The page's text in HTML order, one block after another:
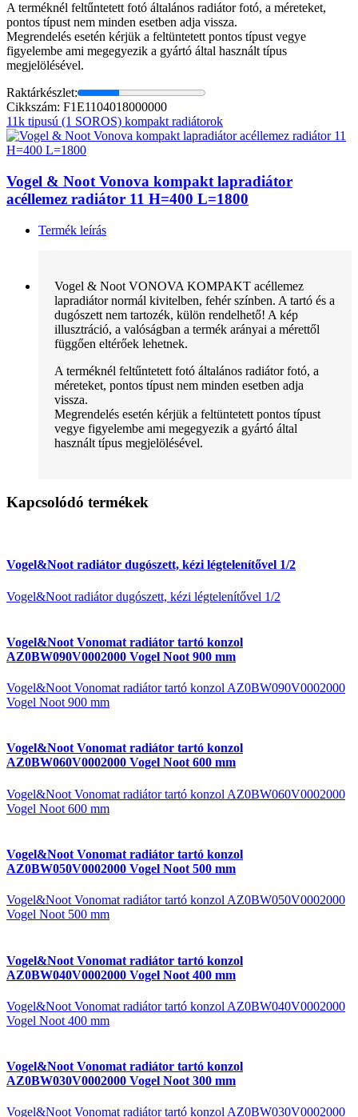
A terméknél feltűntetett fotó általános radiátor fotó, a méreteket,
pontos típust nem minden esetben adja vissza.
Megrendelés esetén kérjük a feltüntetett pontos típust vegye
figyelembe ami megegyezik a gyártó által használt típus
megjelölésével.
Raktárkészlet:
Cikkszám: F1E1104018000000
11k tipusú (1 SOROS) kompakt radiátorok
Vogel & Noot Vonova kompakt lapradiátor
acéllemez radiátor 11 H=400 L=1800
Termék leírás
Vogel & Noot VONOVA KOMPAKT acéllemez
lapradiátor normál kivitelben, fehér színben. A tartó és a
dugószett nem tartozék, külön rendelhető! A kép
illusztráció, a valóságban a termék arányai a mérettől
függően eltérőek lehetnek.
A terméknél feltűntetett fotó általános radiátor fotó, a
méreteket, pontos típust nem minden esetben adja
vissza.
Megrendelés esetén kérjük a feltüntetett pontos típust
vegye figyelembe ami megegyezik a gyártó által
használt típus megjelölésével.
Kapcsolódó termékek
Vogel&Noot radiátor dugószett, kézi légtelenítővel 1/2
Vogel&Noot radiátor dugószett, kézi légtelenítővel 1/2
Vogel&Noot Vonomat radiátor tartó konzol
AZ0BW090V0002000 Vogel Noot 900 mm
Vogel&Noot Vonomat radiátor tartó konzol AZ0BW090V0002000
Vogel Noot 900 mm
Vogel&Noot Vonomat radiátor tartó konzol
AZ0BW060V0002000 Vogel Noot 600 mm
Vogel&Noot Vonomat radiátor tartó konzol AZ0BW060V0002000
Vogel Noot 600 mm
Vogel&Noot Vonomat radiátor tartó konzol
AZ0BW050V0002000 Vogel Noot 500 mm
Vogel&Noot Vonomat radiátor tartó konzol AZ0BW050V0002000
Vogel Noot 500 mm
Vogel&Noot Vonomat radiátor tartó konzol
AZ0BW040V0002000 Vogel Noot 400 mm
Vogel&Noot Vonomat radiátor tartó konzol AZ0BW040V0002000
Vogel Noot 400 mm
Vogel&Noot Vonomat radiátor tartó konzol
AZ0BW030V0002000 Vogel Noot 300 mm
Vogel&Noot Vonomat radiátor tartó konzol AZ0BW030V0002000